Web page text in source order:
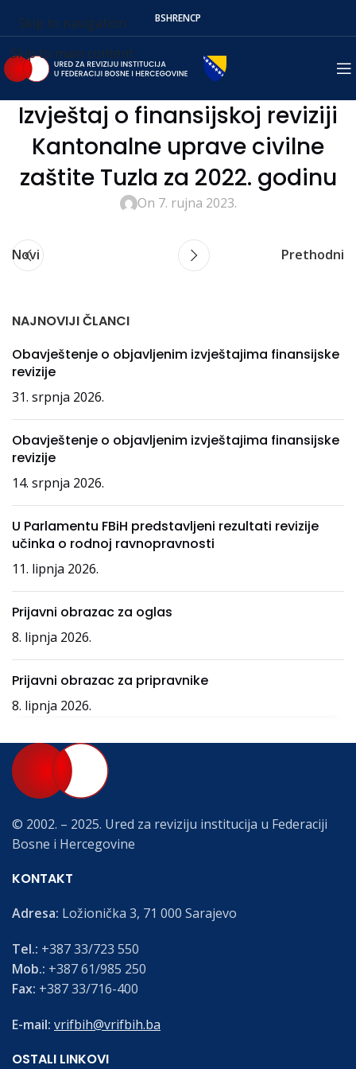
Skip to navigation
Skip to main content
BSHRENСР
Izvještaj o finansijskoj reviziji
Kantonalne uprave civilne
zaštite Tuzla za 2022. godinu
On 7. rujna 2023.
Novi Prethodni
NAJNOVIJI ČLANCI
Obavještenje o objavljenim izvještajima finansijske
revizije
31. srpnja 2026.
Obavještenje o objavljenim izvještajima finansijske
revizije
14. srpnja 2026.
U Parlamentu FBiH predstavljeni rezultati revizije
učinka o rodnoj ravnopravnosti
11. lipnja 2026.
Prijavni obrazac za oglas
8. lipnja 2026.
Prijavni obrazac za pripravnike
8. lipnja 2026.
© 2002. – 2025. Ured za reviziju institucija u Federaciji
Bosne i Hercegovine
KONTAKT
Adresa: Ložionička 3, 71 000 Sarajevo
Tel.: +387 33/723 550
Mob.: +387 61/985 250
Fax: +387 33/716-400
E-mail: vrifbih@vrifbih.ba
OSTALI LINKOVI